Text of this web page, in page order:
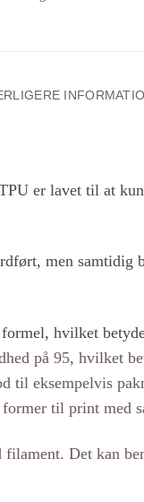
er lavet til at
men
hvilket
på 95, hvilket
til eksempelvis
til print med
Det kan